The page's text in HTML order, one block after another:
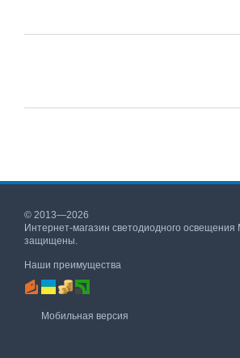
© 2013—2026
Интернет-магазин светодиодного освещения
защищены.
Наши преимущества
Мобильная версия